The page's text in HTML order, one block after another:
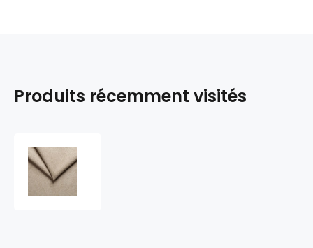
Produits récemment visités